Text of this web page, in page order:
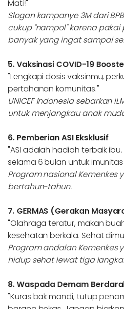
Mati!"
Slogan kampanye 3M dari
cukup "nampol" karena
banyak yang ingat sampai
5. Vaksinasi COVID-19
"Lengkapi dosis vaksinmu,
pertahanan komunitas."
UNICEF Indonesia sebarkan
untuk menjangkau anak
6. Pemberian ASI Eksklusif
"ASI adalah hadiah terbaik ibu.
selama 6 bulan untuk
Program nasional Kemenkes
bertahun-tahun.
7. GERMAS (Gerakan
"Olahraga teratur, makan
kesehatan berkala. Sehat
Program andalan Kemenkes
hidup sehat lewat tiga
8. Waspada Demam
"Kuras bak mandi, tutup